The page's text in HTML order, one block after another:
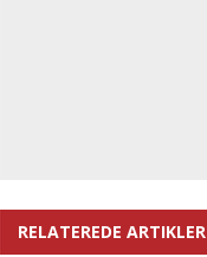
RELATEREDE ARTIKLER